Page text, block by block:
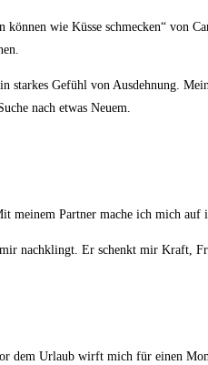
können wie Küsse schmecken“ von
starkes Gefühl von Ausdehnung.
nach etwas Neuem.
meinem Partner mache ich mich
nachklingt. Er schenkt mir Kraft,
dem Urlaub wirft mich für einen